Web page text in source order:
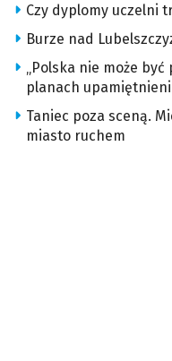
Czy dyplomy uczelni
Burze nad
„Polska nie może być
planach
Taniec poza sceną.
miasto ruchem